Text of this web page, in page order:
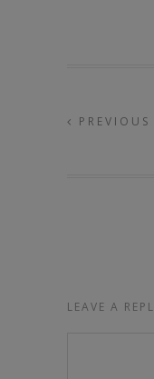
PREVIOUS
LEAVE A